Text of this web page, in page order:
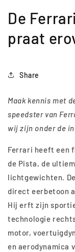
De
praat
Share
Maak kennis met
speedster van
wij zijn onder de
Ferrari heeft een
de Pista, de
lichtgewichten.
direct eerbetoon
Hij erft zijn
technologie
motor,
en aerodynamica